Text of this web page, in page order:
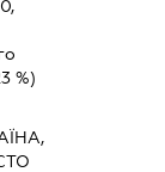
%)